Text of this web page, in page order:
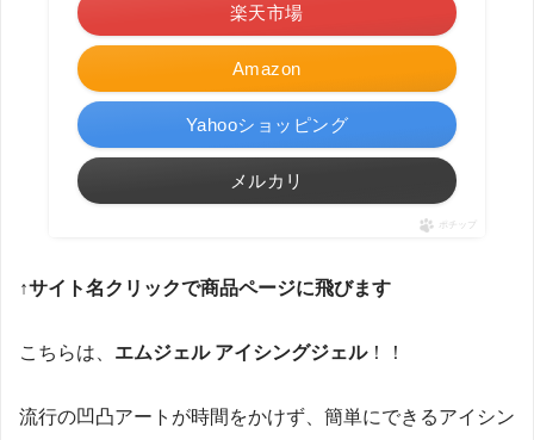
Amazon
楽天市場
Yahooショッピング
メルカリ
ポチップ
↑サイト名クリックで商品ページに飛びます
こちらは、 エムジェル アイシングジェル！！
流行の凹凸アートが時間をかけず、簡単にできるアイシン